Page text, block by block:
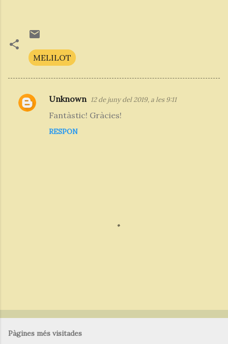
MELILOT
C
Unknown 12 de juny del 2019, a les 9:11
Fantàstic! Gràcies!
RESPON
P
u
b
l
Pàgines més visitades